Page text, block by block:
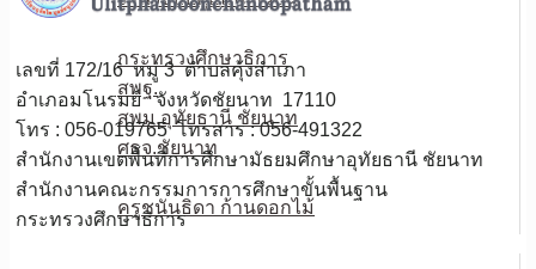
กระทรวงศึกษาธิการ
สพฐ.
สพม.อุทัยธานี ชัยนาท
ศธจ.ชัยนาท
ครูชนันธิดา ก้านดอกไม้
เลขที่ 172/16 หมู่ 3 ตำบลคุ้งสำเภา
อำเภอมโนรมย์ จังหวัดชัยนาท 17110
โทร : 056-019765 โทรสาร : 056-491322
สำนักงานเขตพื้นที่การศึกษามัธยมศึกษาอุทัยธานี ชัยนาท
สำนักงานคณะกรรมการการศึกษาขั้นพื้นฐาน
กระทรวงศึกษาธิการ